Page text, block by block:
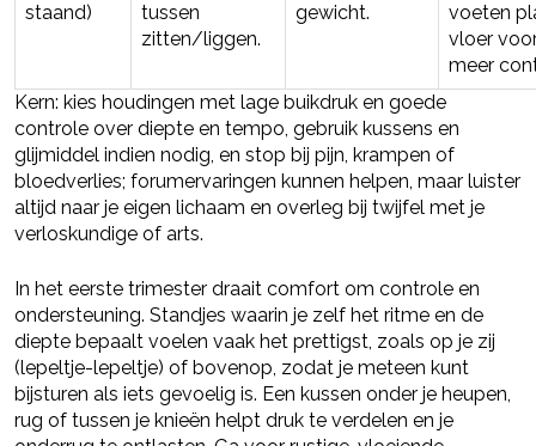
staand)
tussen
zitten/liggen.
gewicht.
voeten
vloer
meer
Kern: kies houdingen met lage buikdruk en goede
controle over diepte en tempo, gebruik kussens en
glijmiddel indien nodig, en stop bij pijn, krampen of
bloedverlies; forumervaringen kunnen helpen, maar luister
altijd naar je eigen lichaam en overleg bij twijfel met je
verloskundige of arts.
In het eerste trimester draait comfort om controle en
ondersteuning. Standjes waarin je zelf het ritme en de
diepte bepaalt voelen vaak het prettigst, zoals op je zij
(lepeltje-lepeltje) of bovenop, zodat je meteen kunt
bijsturen als iets gevoelig is. Een kussen onder je heupen,
rug of tussen je knieën helpt druk te verdelen en je